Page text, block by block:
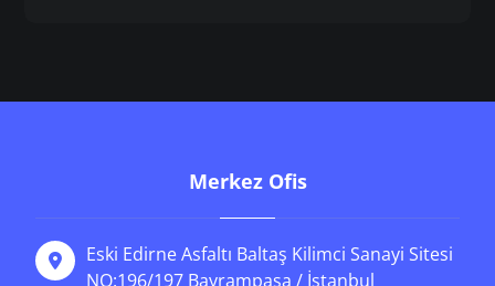
Merkez Ofis
Eski Edirne Asfaltı Baltaş Kilimci Sanayi Sitesi
NO:196/197 Bayrampaşa / İstanbul